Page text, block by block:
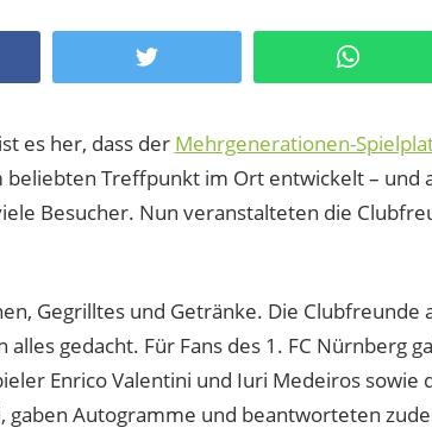
Twitter WhatsApp
es her, dass der Mehrgenerationen-
beliebten Treffpunkt im Ort entwickelt – und
Besucher. Nun veranstalteten die
Gegrilltes und Getränke. Die
alles gedacht. Für Fans des 1. FC Nürnberg
Enrico Valentini und Iuri Medeiros
gaben Autogramme und beantworteten